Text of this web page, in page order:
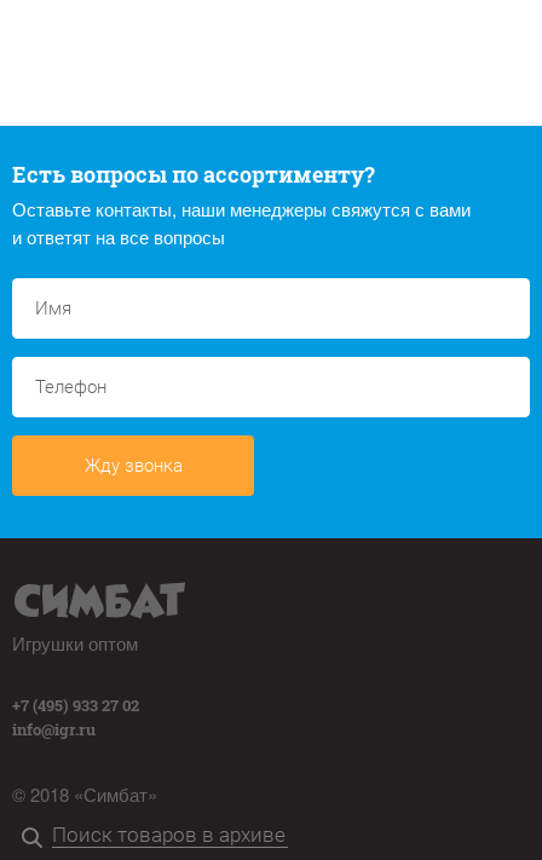
Есть вопросы по ассортименту?
Оставьте контакты, наши менеджеры свяжутся с вами
и ответят на все вопросы
Жду звонка
Игрушки оптом
+7 (495) 933 27 02
info@igr.ru
© 2018 «Симбат»